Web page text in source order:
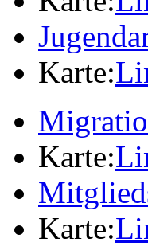
Karte:
Karte:
Karte: